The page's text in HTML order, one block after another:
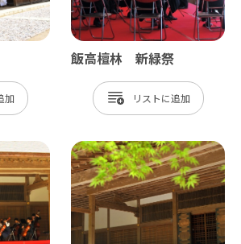
飯高檀林 新緑祭
リスト